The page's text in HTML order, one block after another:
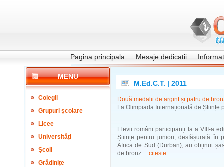
Pagina principala Mesaje dedicatii
MENU
Colegii
Grupuri școlare
Licee
Universități
Școli
Grădinițe
M.Ed.C.T. | 2011
Două medalii de argint și patru de
La Olimpiada Internațională de Științe
Elevii români participanți la a VIII-a
Științe pentru juniori, desfășurată în
Africa de Sud (Durban), au obținut
de bronz. ...citeste